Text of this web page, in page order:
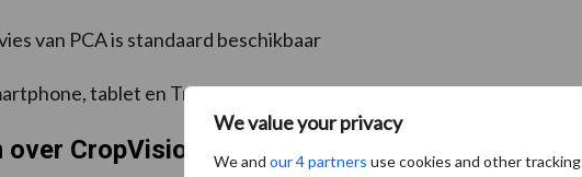
We value your privacy
We and our 4 partners use cookies and other tracking
van PCA is standaard beschikbaar
tablet en Trimble Terminal
over CropVision?